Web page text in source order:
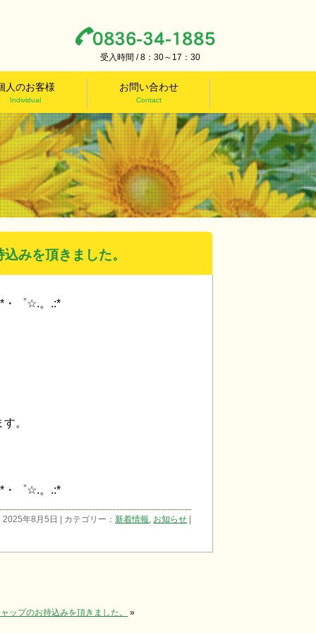
受入時間 / 8：30～17：30
人のお客様
Individual
お問い合わせ
Contact
みを頂きました。
・゜☆.。.:*
。
・゜☆.。.:*
2025年8月5日 | カテゴリー：新着情報, お知らせ
ップのお持込みを頂きました。 »